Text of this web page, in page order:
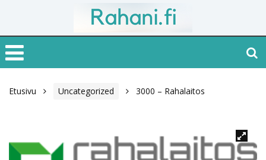
Etusivu Uncategorized 3000 – Rahalaitos